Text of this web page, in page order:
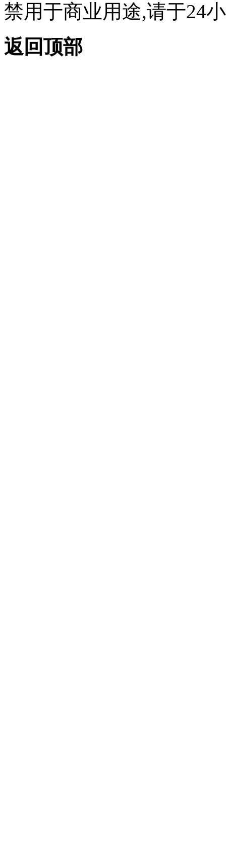
禁用于商业用途,请于24
返回顶部